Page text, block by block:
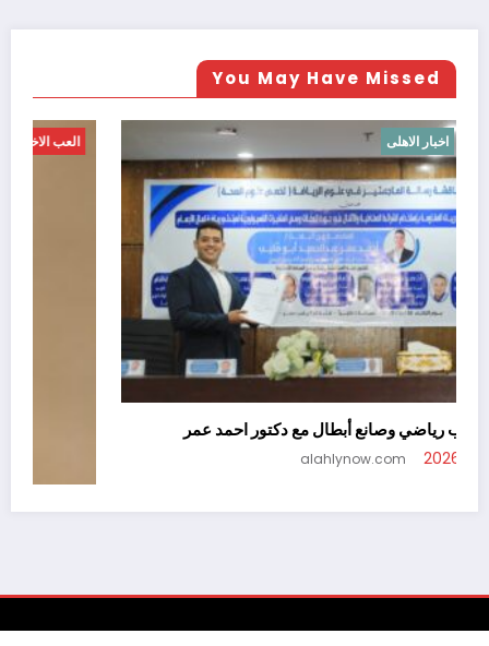
You May Have Missed
اخبار افريقيا اخبار الاهلى
—رحلة مدرب رياضي وصانع أبطال مع دكتور احمد عمر
أغسطس 5, 2026 alahlynow.com